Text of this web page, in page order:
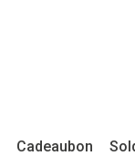
Cadeaubon